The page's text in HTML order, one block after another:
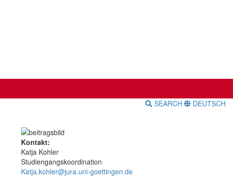
SEARCH DEUTSCH
Kontakt:
Katja Kohler
Studiengangskoordination
Katja.kohler@jura.uni-goettingen.de